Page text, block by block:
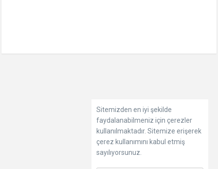
Sitemizden en iyi şekilde
faydalanabilmeniz için çerezler
kullanılmaktadır. Sitemize erişerek
çerez kullanımını kabul etmiş
sayılıyorsunuz.